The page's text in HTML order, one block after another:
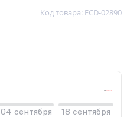
Код товара: FCD-02890
04 сентября 18 сентября